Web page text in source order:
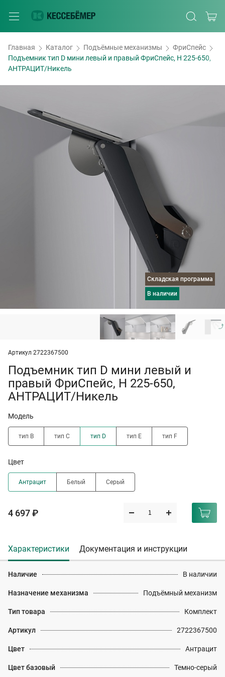
Главная Каталог Подъёмные механизмы
ФриСпейс
Подъемник тип D мини левый и правый ФриСпейс, H 225-650,
АНТРАЦИТ/Никель
Складская программа
в наличии
Артикул 2722367500
Подъемник тип D мини левый и
правый ФриСпейс, H 225-650,
АНТРАЦИТ/Никель
Модель
тип B тип C тип D тип E тип F
Цвет
Антрацит Белый Серый
4 697 ₽
Характеристики Документация и инструкции
Наличие В наличии
Назначение механизма Подъёмный механизм
Тип товара Комплект
Артикул 2722367500
Цвет Антрацит
Цвет базовый Темно-серый